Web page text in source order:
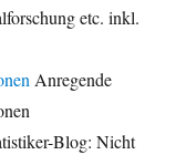
etc. inkl.
Anregende
Blog: Nicht